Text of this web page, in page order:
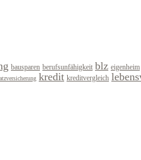
bausparen berufsunfähigkeit blz eigenheim
kredit kreditvergleich